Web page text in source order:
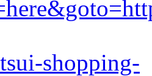
shopping-